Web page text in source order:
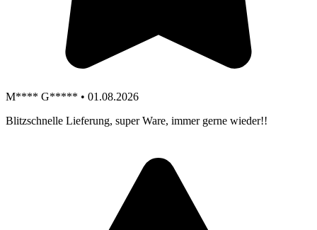
M**** G***** • 01.08.2026
Blitzschnelle Lieferung, super Ware, immer gerne wieder!!